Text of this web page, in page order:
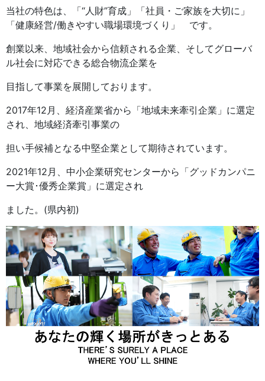
当社の特色は、「“人財”育成」「社員・ご家族を大切に」
「健康経営/働きやすい職場環境づくり」 です。
創業以来、地域社会から信頼される企業、そしてグローバ
ル社会に対応できる総合物流企業を
目指して事業を展開しております。
2017年12月、経済産業省から「地域未来牽引企業」に選定
され、地域経済牽引事業の
担い手候補となる中堅企業として期待されています。
2021年12月、中小企業研究センターから「グッドカンパニ
ー大賞･優秀企業賞」に選定され
ました。(県内初)